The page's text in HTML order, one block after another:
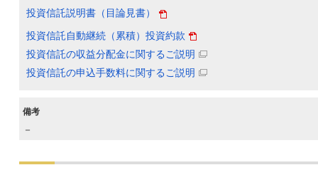
投資信託説明書（目論見書）
投資信託自動継続（累積）投資約款
投資信託の収益分配金に関するご説明
投資信託の申込手数料に関するご説明
備考
－